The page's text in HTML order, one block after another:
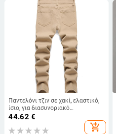
Παντελόνι τζιν σε χακί, ελαστικό,
ίσιο, για διασυνοριακό
ηλεκτρονικό εμπόριο
44.62 €
add_shopping_cart